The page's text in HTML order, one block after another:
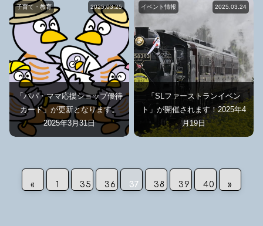
子育て・教育 2025.03.25
「パパ・ママ応援ショップ優待
カード」が更新となります。
2025年3月31日
イベント情報 2025.03.24
「SLファーストランイベン
ト」が開催されます！2025年4
月19日
« 1 35 36 37 38 39 40 »